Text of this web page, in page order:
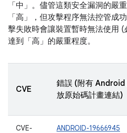
「中」。儘管這類安全漏洞的嚴
「高」，但攻擊程序無法控管成
擊失敗時會讓裝置暫時無法使用
達到「高」的嚴重程度。
CVE
錯誤 (附有 Android
放原始碼計畫連結)
CVE-
ANDROID-19666945